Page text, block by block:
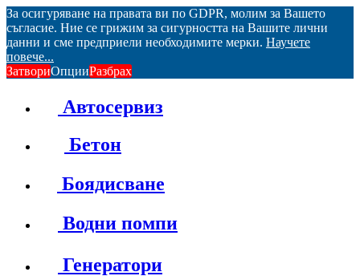
За осигуряване на правата ви по GDPR, молим за Вашето
съгласие. Ние се грижим за сигурността на Вашите лични
данни и сме предприели необходимите мерки. Научете
повече...
ЗатвориОпцииРазбрах
Автосервиз
Бетон
Боядисване
Водни помпи
Генератори